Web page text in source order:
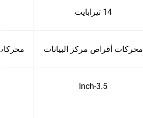
14 تيرابايت
محركات أقراص مركز البيانات
3.5-Inch